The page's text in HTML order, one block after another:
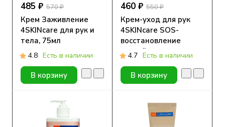
485 ₽ 570 ₽
Крем Заживление
4SKINcare для рук и
тела, 75мл
4.8 Есть в наличии
В корзину
460 ₽ 550 ₽
Крем-уход для рук
4SKINcare SOS-
восстановление
ногтей и кутикулы,
75мл
4.7 Есть в наличии
В корзину